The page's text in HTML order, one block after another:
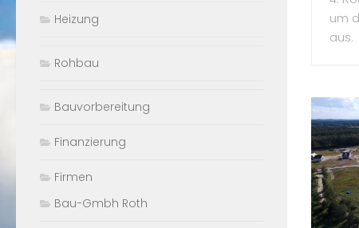
um
aus.
Heizung
Rohbau
Bauvorbereitung
Finanzierung
Firmen
Bau-Gmbh Roth